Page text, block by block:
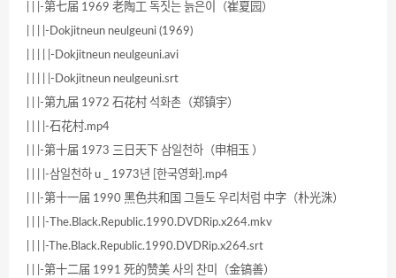
| | |-第七届 1969 老陶工 독짓는 늙은이（崔夏园）
| | | |-Dokjitneun neulgeuni (1969)
| | | | |-Dokjitneun neulgeuni.avi
| | | | |-Dokjitneun neulgeuni.srt
| | |-第九届 1972 石花村 석화촌（郑镇宇）
| | | |-石花村.mp4
| | |-第十届 1973 三日天下 삼일천하（申相玉 ）
| | | |-삼일천하 u _ 1973년 [한국영화].mp4
| | |-第十一届 1990 黑色共和国 그들도 우리처럼 中字（朴光洙）
| | | |-The.Black.Republic.1990.DVDRip.x264.mkv
| | | |-The.Black.Republic.1990.DVDRip.x264.srt
| | |-第十二届 1991 死的赞美 사의 찬미（金镐善）